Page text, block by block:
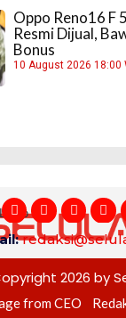
Oppo Reno16 F
Resmi Dijual,
Bonus
10 August 2026 18:00
2026 by
from CEO